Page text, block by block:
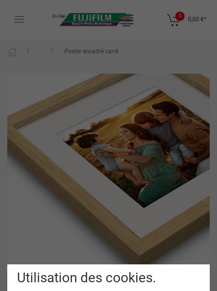
Utilisation des cookies.
0
0,00 €*
Poster encadré carré